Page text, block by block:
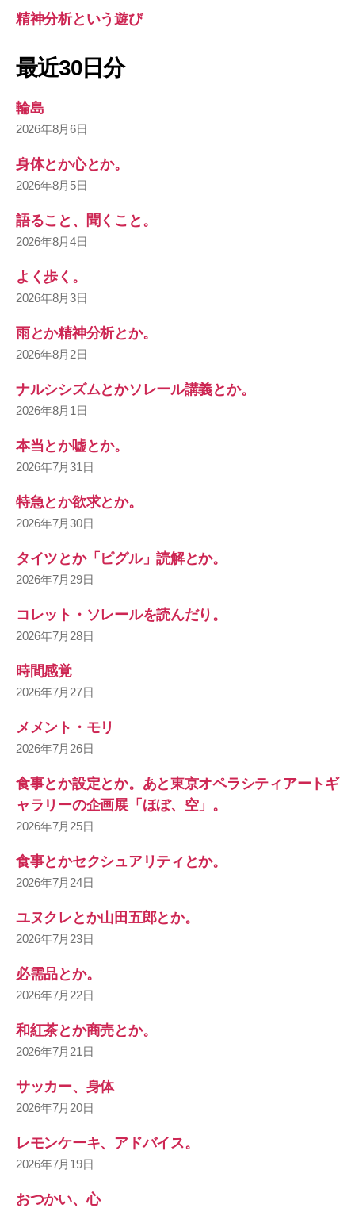
精神分析という遊び
最近30日分
輪島
2026年8月6日
身体とか心とか。
2026年8月5日
語ること、聞くこと。
2026年8月4日
よく歩く。
2026年8月3日
雨とか精神分析とか。
2026年8月2日
ナルシシズムとかソレール講義とか。
2026年8月1日
本当とか嘘とか。
2026年7月31日
特急とか欲求とか。
2026年7月30日
タイツとか「ピグル」読解とか。
2026年7月29日
コレット・ソレールを読んだり。
2026年7月28日
時間感覚
2026年7月27日
メメント・モリ
2026年7月26日
食事とか設定とか。あと東京オペラシティアートギ
ャラリーの企画展「ほぼ、空」。
2026年7月25日
食事とかセクシュアリティとか。
2026年7月24日
ユヌクレとか山田五郎とか。
2026年7月23日
必需品とか。
2026年7月22日
和紅茶とか商売とか。
2026年7月21日
サッカー、身体
2026年7月20日
レモンケーキ、アドバイス。
2026年7月19日
おつかい、心